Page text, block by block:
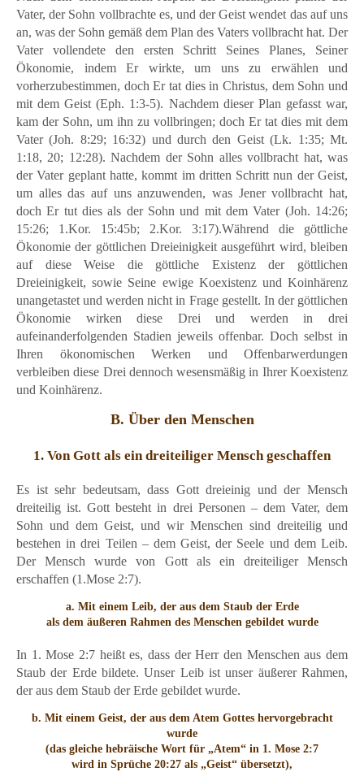
Vater, der Sohn vollbrachte es, und der Geist wendet das auf uns
an, was der Sohn gemäß dem Plan des Vaters vollbracht hat. Der
Vater vollendete den ersten Schritt Seines Planes, Seiner
Ökonomie, indem Er wirkte, um uns zu erwählen und
vorherzubestimmen, doch Er tat dies in Christus, dem Sohn und
mit dem Geist (Eph. 1:3-5). Nachdem dieser Plan gefasst war,
kam der Sohn, um ihn zu vollbringen; doch Er tat dies mit dem
Vater (Joh. 8:29; 16:32) und durch den Geist (Lk. 1:35; Mt.
1:18, 20; 12:28). Nachdem der Sohn alles vollbracht hat, was
der Vater geplant hatte, kommt im dritten Schritt nun der Geist,
um alles das auf uns anzuwenden, was Jener vollbracht hat,
doch Er tut dies als der Sohn und mit dem Vater (Joh. 14:26;
15:26; 1.Kor. 15:45b; 2.Kor. 3:17).Während die göttliche
Ökonomie der göttlichen Dreieinigkeit ausgeführt wird, bleiben
auf diese Weise die göttliche Existenz der göttlichen
Dreieinigkeit, sowie Seine ewige Koexistenz und Koinhärenz
unangetastet und werden nicht in Frage gestellt. In der göttlichen
Ökonomie wirken diese Drei und werden in drei
aufeinanderfolgenden Stadien jeweils offenbar. Doch selbst in
Ihren ökonomischen Werken und Offenbarwerdungen
verbleiben diese Drei dennoch wesensmäßig in Ihrer Koexistenz
und Koinhärenz.
B. Über den Menschen
1. Von Gott als ein dreiteiliger Mensch geschaffen
Es ist sehr bedeutsam, dass Gott dreieinig und der Mensch
dreiteilig ist. Gott besteht in drei Personen – dem Vater, dem
Sohn und dem Geist, und wir Menschen sind dreiteilig und
bestehen in drei Teilen – dem Geist, der Seele und dem Leib.
Der Mensch wurde von Gott als ein dreiteiliger Mensch
erschaffen (1.Mose 2:7).
a. Mit einem Leib, der aus dem Staub der Erde
als dem äußeren Rahmen des Menschen gebildet wurde
In 1. Mose 2:7 heißt es, dass der Herr den Menschen aus dem
Staub der Erde bildete. Unser Leib ist unser äußerer Rahmen,
der aus dem Staub der Erde gebildet wurde.
b. Mit einem Geist, der aus dem Atem Gottes hervorgebracht
wurde
(das gleiche hebräische Wort für „Atem“ in 1. Mose 2:7
wird in Sprüche 20:27 als „Geist“ übersetzt),